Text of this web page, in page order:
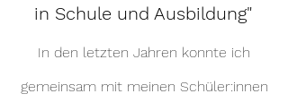
in Schule und Ausbildung"
In den letzten Jahren konnte ich
gemeinsam mit meinen Schüler:innen